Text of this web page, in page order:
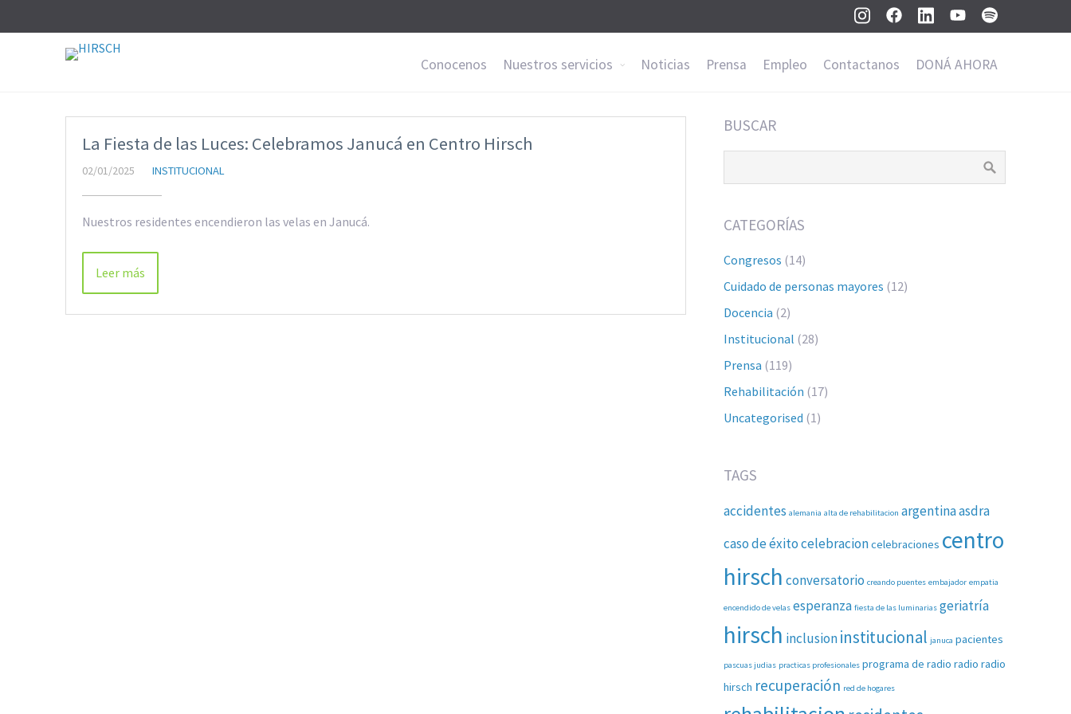
Conocenos Nuestros servicios Noticias Prensa Empleo Contactanos DONÁ AHORA
La Fiesta de las Luces: Celebramos Janucá en Centro Hirsch
02/01/2025 INSTITUCIONAL
Nuestros residentes encendieron las velas en Janucá.
Leer más
BUSCAR
CATEGORÍAS
Congresos (14)
Cuidado de personas mayores (12)
Docencia (2)
Institucional (28)
Prensa (119)
Rehabilitación (17)
Uncategorised (1)
TAGS
accidentes alemania alta de rehabilitacion argentinaasdra
caso de éxitocelebracioncelebraciones centro
hirsch conversatorio creando puentes embajador empatia
encendido de velas esperanza fiesta de las luminarias geriatría
hirsch inclusioninstitucional januca pacientes
pascuas judias practicas profesionales programa de radio radio radio
hirsch recuperación red de hogares